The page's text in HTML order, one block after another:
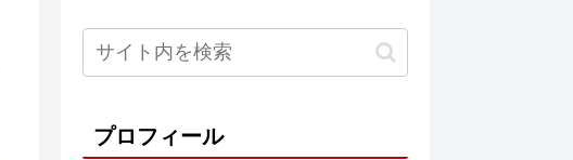
プロフィール